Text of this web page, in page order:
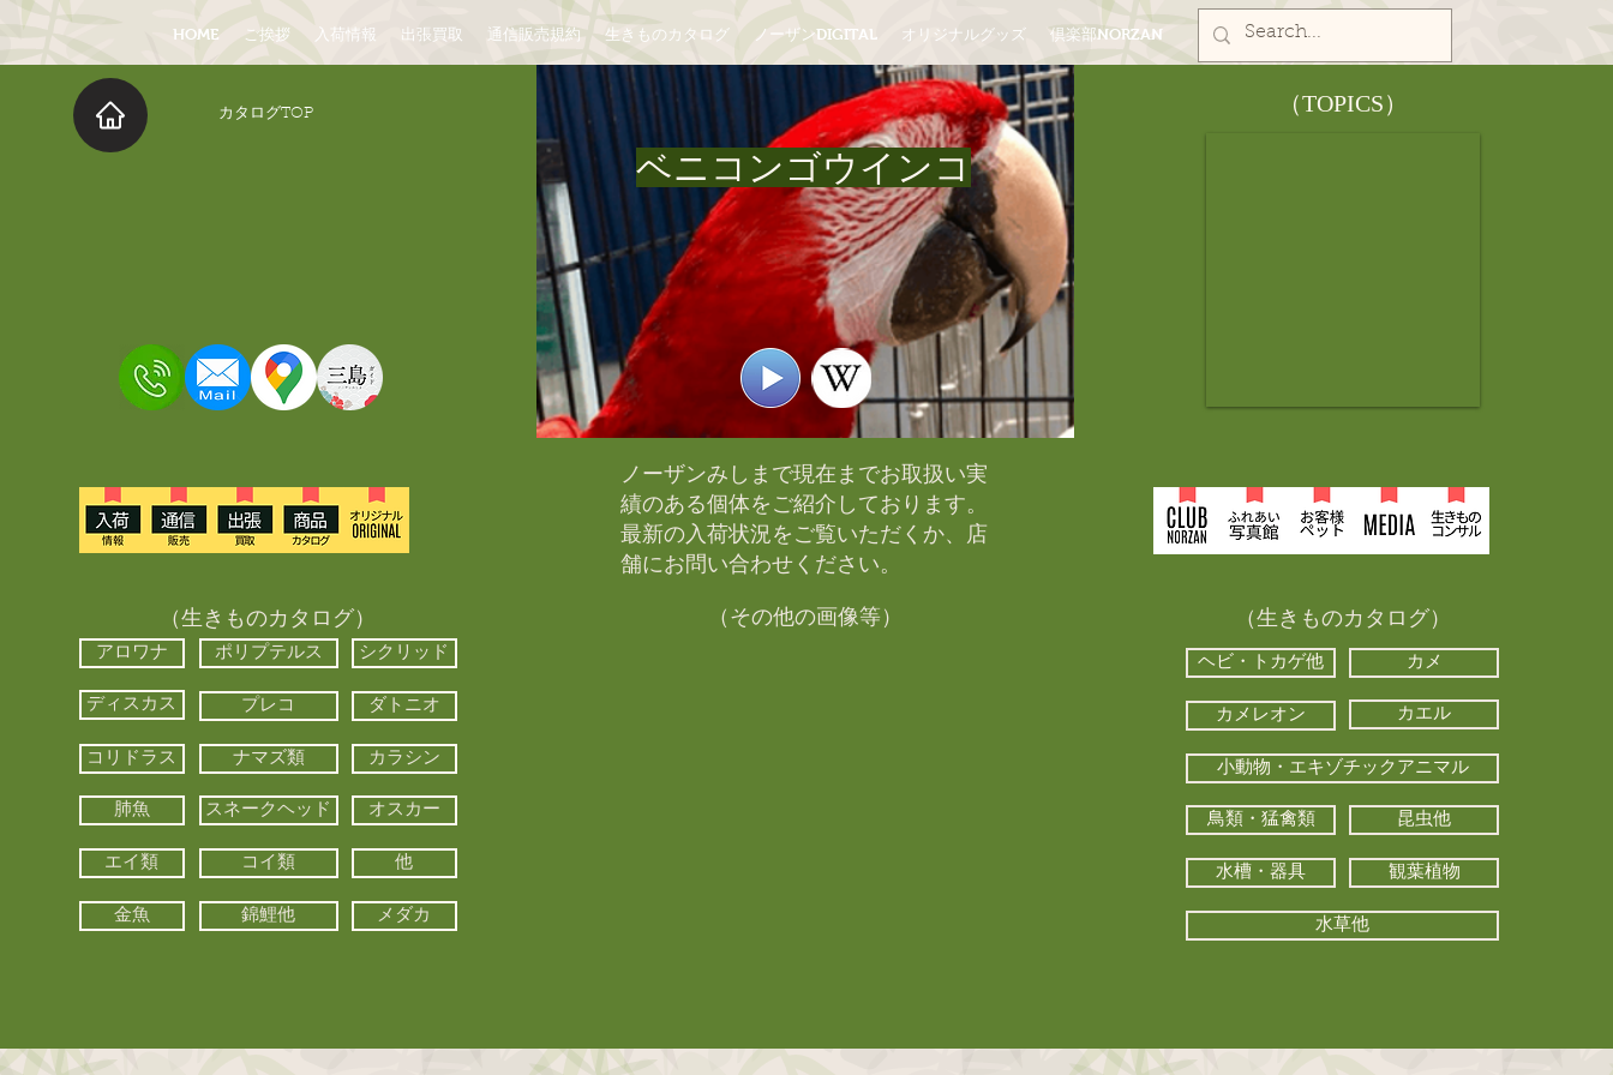
HOME ご挨拶 入荷情報 出張買取 通信販売規約 生きものカタログ ノーザンDIGITAL オリジナルグッズ 倶楽部NORZAN
​カタログTOP
ベニコンゴウインコ
​（TOPICS）
（生きものカタログ）
アロワナ ポリプテルス シクリッド
ディスカス プレコ ダトニオ
コリドラス ナマズ類 カラシン
肺魚 スネークヘッド オスカー
エイ類 コイ類 他
金魚 錦鯉他 メダカ
ノーザンみしまで現在までお取扱い実
績のある個体をご紹介しております。​
最新の入荷状況をご覧いただくか、店
舗にお問い合わせください。​
（その他の画像等） （生きものカタログ）
ヘビ・トカゲ他 カメ
カメレオン カエル
小動物・エキゾチックアニマル
鳥類・猛禽類 昆虫他
水槽・器具 観葉植物
水草他